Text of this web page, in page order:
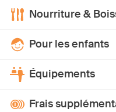
Nourriture &
Pour les enfants
Équipements
Frais